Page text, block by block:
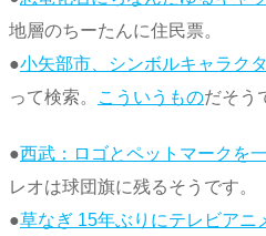
地層のちーたんに住民票。
●小矢部市、シンボルキャラク
って検索。
こういうものだそう
●西武：ロゴとペットマークを
レオは球団旗に残るそうです。
●草なぎ 15年ぶりにテレビアニ